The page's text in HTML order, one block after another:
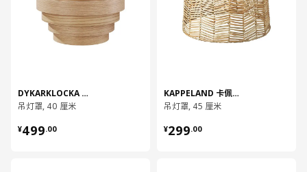
DYKARKLOCKA 迪卡克洛
吊灯罩, 40 厘米
¥499.00
¥ 499.00
KAPPELAND 卡佩兰德
吊灯罩, 45 厘米
¥299.00
¥ 299.00